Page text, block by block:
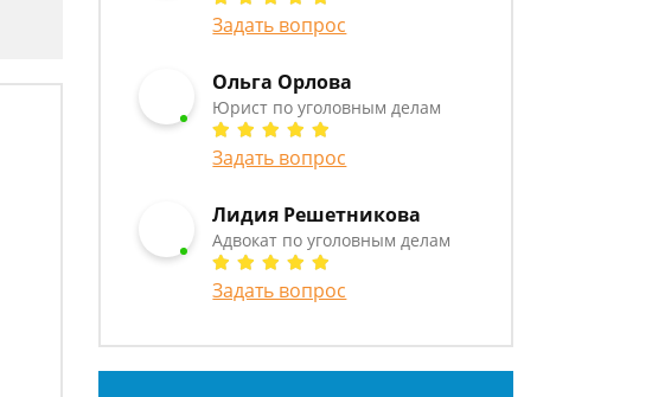
Задать вопрос
Ольга Орлова
Юрист по уголовным делам
Задать вопрос
Лидия Решетникова
Адвокат по уголовным делам
Задать вопрос